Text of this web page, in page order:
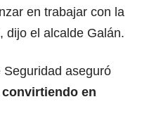
en trabajar con la
dijo el alcalde Galán.
aseguró
en